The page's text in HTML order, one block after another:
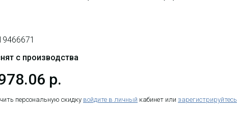
с производства
р.
персональную скидку войдите в личный кабинет или зарегистрируйтесь